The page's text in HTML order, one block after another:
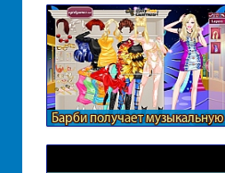
Барби получает музыкальную